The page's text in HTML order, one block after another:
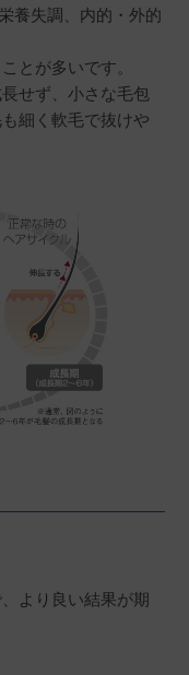
養失調、内的・外的
とが多いです。
せず、小さな毛包
細く軟毛で抜けや
より良い結果が期